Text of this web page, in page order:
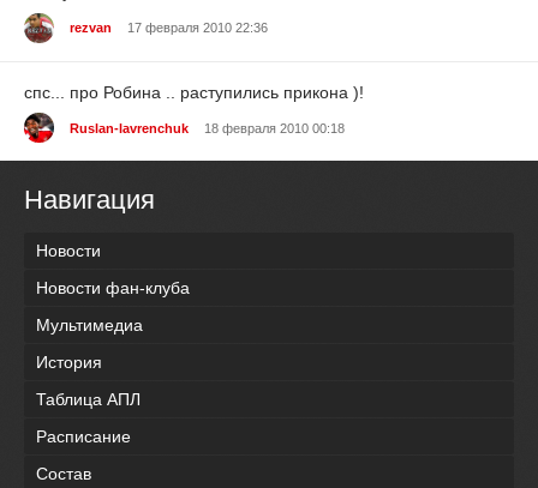
rezvan 17 февраля 2010 22:36
спс... про Робина .. раступились прикона )!
Ruslan-lavrenchuk 18 февраля 2010 00:18
Навигация
Новости
Новости фан-клуба
Мультимедиа
История
Таблица АПЛ
Расписание
Состав